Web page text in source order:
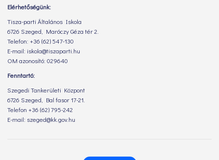
Elérhetőségünk:
Tisza-parti Általános Iskola
6726 Szeged, Maróczy Géza tér 2.
Telefon: +36 (62) 547-130
E-mail: iskola@tiszaparti.hu
OM azonosító: 029640
Fenntartó:
Szegedi Tankerületi Központ
6726 Szeged, Bal fasor 17-21.
Telefon +36 (62) 795-242
E-mail: szeged@kk.gov.hu